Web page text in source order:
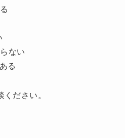
ない
る
ださい。